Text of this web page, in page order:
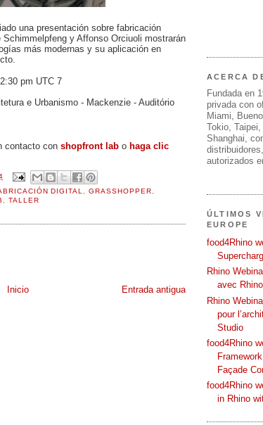
una presentación sobre fabricación
y Affonso Orciuoli mostrarán
más modernas y su aplicación en
.
pm UTC 7
e Urbanismo - Mackenzie - Auditório
contacto con shopfront lab o haga clic
DIGITAL,GRASSHOPPER,
, TALLER
Entrada antigua
Inicio
ACERCA
Fundada en
privada con
Miami,
Tokio,
Shanghai,
autorizados
ÚLTIMOS
EUROPE
food4Rhino
Rhino
avec
Rhino
pour
Studio
food4Rhino
Façade
food4Rhino
in Rhino